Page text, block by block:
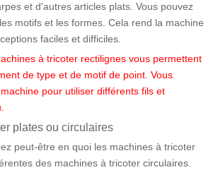
et d'autres articles plats. Vous pouvez
motifs et les formes. Cela rend la machine
faciles et difficiles.
à tricoter rectilignes vous permettent
de type et de motif de point. Vous
pour utiliser différents fils et
plates ou circulaires
peut-être en quoi les machines à tricoter
des machines à tricoter circulaires.